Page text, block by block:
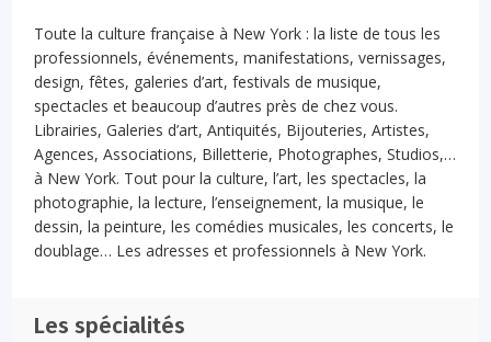
Toute la culture française à New York : la liste de tous les
professionnels, événements, manifestations, vernissages,
design, fêtes, galeries d’art, festivals de musique,
spectacles et beaucoup d’autres près de chez vous.
Librairies, Galeries d’art, Antiquités, Bijouteries, Artistes,
Agences, Associations, Billetterie, Photographes, Studios,…
à New York. Tout pour la culture, l’art, les spectacles, la
photographie, la lecture, l’enseignement, la musique, le
dessin, la peinture, les comédies musicales, les concerts, le
doublage… Les adresses et professionnels à New York.
Les spécialités